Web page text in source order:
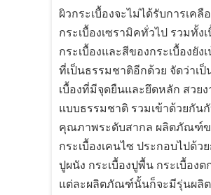
ผิวกระเบื้องจะไม่ได้รับการเคลื
กระเบื้องเซรามิคทั่วไป รวมทั้งเ
กระเบื้องและสีของกระเบื้องยัง
ที่เป็นธรรมชาติอีกด้วย จัดว่าเป็
เบื้องที่มีจุดยืนและยึดหลัก สวย
แบบธรรมชาติ รวมเข้าด้วยกัน
คุณภาพระดับสากล ผลิตภัณฑ์ข
กระเบื้องเคนไซ ประกอบไปด้วย
ปูผนัง กระเบื้องปูพื้น กระเบื้องต
แต่ละผลิตภัณฑ์นั้นก็จะมีรุ่นผลิ